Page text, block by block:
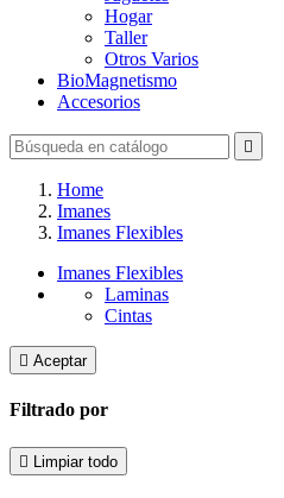
Hogar
Taller
Otros Varios
BioMagnetismo
Accesorios

Home
Imanes
Imanes Flexibles
Imanes Flexibles
Laminas
Cintas
 Aceptar
Filtrado por
 Limpiar todo